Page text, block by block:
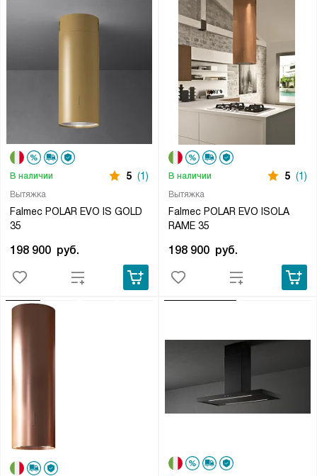
Вытяжка
Falmec POLAR EVO IS GOLD
35
В наличии 5 (1)
198 900 руб.
Вытяжка
Falmec POLAR EVO ISOLA
RAME 35
В наличии 5 (1)
198 900 руб.